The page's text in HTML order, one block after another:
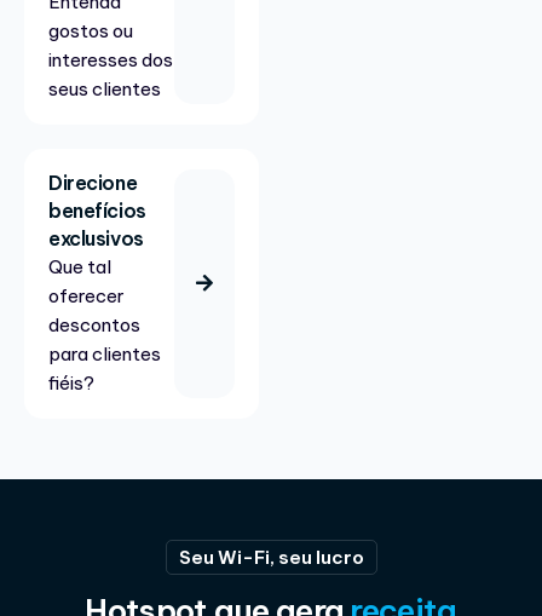
gostos ou
interesses dos
seus clientes
Direcione
benefícios
exclusivos
Que tal
oferecer
descontos
para clientes
fiéis?
Seu Wi-Fi, seu lucro